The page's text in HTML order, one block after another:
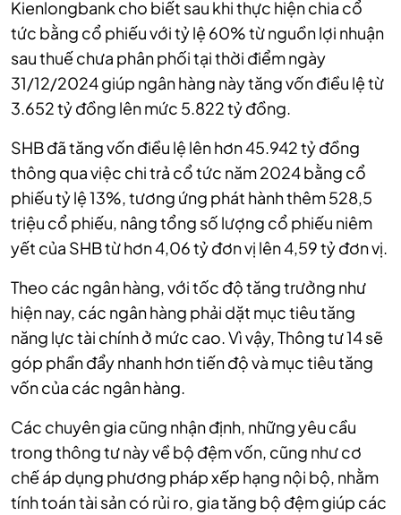
Kienlongbank cho biết sau khi thực hiện chia cổ
tức bằng cổ phiếu với tỷ lệ 60% từ nguồn lợi nhuận
sau thuế chưa phân phối tại thời điểm ngày
31/12/2024 giúp ngân hàng này tăng vốn điều lệ từ
3.652 tỷ đồng lên mức 5.822 tỷ đồng.
SHB đã tăng vốn điều lệ lên hơn 45.942 tỷ đồng
thông qua việc chi trả cổ tức năm 2024 bằng cổ
phiếu tỷ lệ 13%, tương ứng phát hành thêm 528,5
triệu cổ phiếu, nâng tổng số lượng cổ phiếu niêm
yết của SHB từ hơn 4,06 tỷ đơn vị lên 4,59 tỷ đơn vị.
Theo các ngân hàng, với tốc độ tăng trưởng như
hiện nay, các ngân hàng phải dặt mục tiêu tăng
năng lực tài chính ở mức cao. Vì vậy, Thông tư 14 sẽ
góp phần đẩy nhanh hơn tiến độ và mục tiêu tăng
vốn của các ngân hàng.
Các chuyên gia cũng nhận định, những yêu cầu
trong thông tư này về bộ đệm vốn, cũng như cơ
chế áp dụng phương pháp xếp hạng nội bộ, nhằm
tính toán tài sản có rủi ro, gia tăng bộ đệm giúp các